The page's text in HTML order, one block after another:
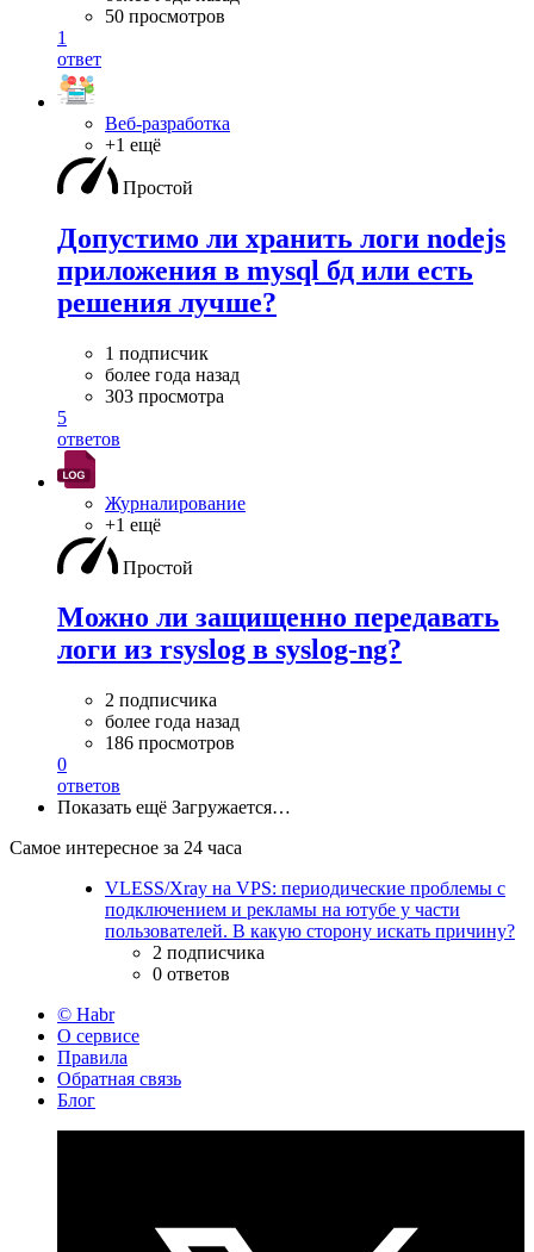
50 просмотров
1
ответ
Веб-разработка
+1 ещё
Простой
Допустимо ли хранить логи nodejs
приложения в mysql бд или есть
решения лучше?
1 подписчик
более года назад
303 просмотра
5
ответов
Журналирование
+1 ещё
Простой
Можно ли защищенно передавать
логи из rsyslog в syslog-ng?
2 подписчика
более года назад
186 просмотров
0
ответов
Показать ещё Загружается…
Самое интересное за 24 часа
VLESS/Xray на VPS: периодические проблемы с
подключением и рекламы на ютубе у части
пользователей. В какую сторону искать причину?
2 подписчика
0 ответов
© Habr
О сервисе
Правила
Обратная связь
Блог